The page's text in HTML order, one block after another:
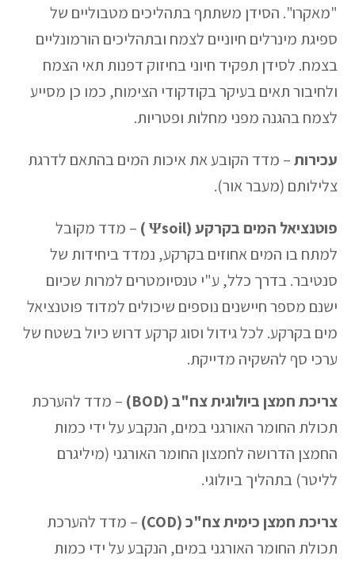
"מאקרו". הסידן משתתף בתהליכים מטבוליים של
ספיגת מינרלים חיוניים לצמח ובתהליכים הורמונליים
בצמח. לסידן תפקיד חיוני בחיזוק דפנות תאי הצמח
ולחיבור תאים בעיקר בקודקודי הצימוח, כמו כן מסייע
לצמח בהגנה מפני מחלות ופטריות.
עכירות– מדד הקובע את איכות המים בהתאם לדרגת
צלילותם (מעבר אור).
פוטנציאל המים בקרקע (Ψsoil )
– מדד מקובל
למתח בו המים אחוזים בקרקע, נמדד ביחידות של
סנטיבר. בדרך כלל, ע"י טנסיומטרים למרות שכיום
ישנם מספר חיישנים נוספים שיכולים למדוד פוטנציאל
מים בקרקע. לכל גידול וסוג קרקע דרוש כיול בשטח של
ערכי סף להשקיה מדייקת.
צריכת חמצן ביולוגיתצח"ב (BOD)
– מדד להערכת
תכולת החומר האורגני במים, הנקבע על ידי כמות
החמצן הדרושה לחמצון החומר האורגני (מיליגרם
לליטר) בתהליך ביולוגי.
צריכת חמצן כימיתצח"כ (COD)
– מדד להערכת
תכולת החומר האורגני במים, הנקבע על ידי כמות